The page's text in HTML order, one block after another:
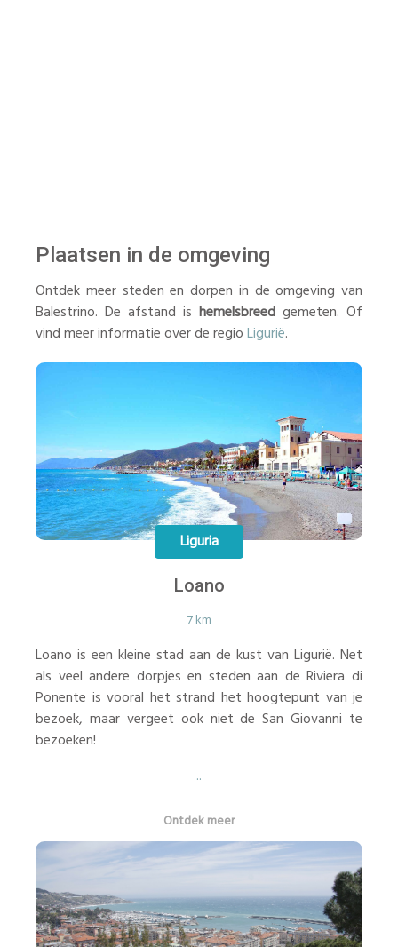
Plaatsen in de omgeving
Ontdek meer steden en dorpen in de omgeving van
Balestrino. De afstand is hemelsbreed gemeten. Of
vind meer informatie over de regioLigurië.
Liguria
Loano
7 km
Loano is een kleine stad aan de kust van Ligurië. Net
als veel andere dorpjes en steden aan de Riviera di
Ponente is vooral het strand het hoogtepunt van je
bezoek, maar vergeet ook niet de San Giovanni te
bezoeken!
..
Ontdek meer